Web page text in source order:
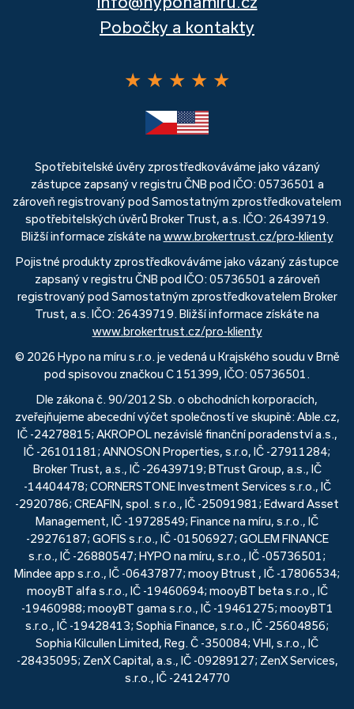
Pobočky a kontakty
★ ★ ★ ★ ★
Spotřebitelské úvěry zprostředkováváme jako vázaný
zástupce zapsaný v registru ČNB pod IČO: 05736501 a
zároveň registrovaný pod Samostatným zprostředkovatelem
spotřebitelských úvěrů Broker Trust, a.s. IČO: 26439719.
Bližší informace získáte na www.brokertrust.cz/pro-klienty
Pojistné produkty zprostředkováváme jako vázaný zástupce
zapsaný v registru ČNB pod IČO: 05736501 a zároveň
registrovaný pod Samostatným zprostředkovatelem Broker
Trust, a.s. IČO: 26439719. Bližší informace získáte na
www.brokertrust.cz/pro-klienty
© 2026 Hypo na míru s.r.o. je vedená u Krajského soudu v Brně
pod spisovou značkou C 151399, IČO: 05736501.
Dle zákona č. 90/2012 Sb. o obchodních korporacích,
zveřejňujeme abecední výčet společností ve skupině: Able.cz,
IČ -24278815; AKROPOL nezávislé finanční poradenství a.s.,
IČ -26101181; ANNOSON Properties, s.r.o, IČ -27911284;
Broker Trust, a.s., IČ -26439719; BTrust Group, a.s., IČ
-14404478; CORNERSTONE Investment Services s.r.o., IČ
-2920786; CREAFIN, spol. s r.o., IČ -25091981; Edward Asset
Management, IČ -19728549; Finance na míru, s.r.o., IČ
-29276187; GOFIS s.r.o., IČ -01506927; GOLEM FINANCE
s.r.o., IČ -26880547; HYPO na míru, s.r.o., IČ -05736501;
Mindee app s.r.o., IČ -06437877; mooy Btrust , IČ -17806534;
mooyBT alfa s.r.o., IČ -19460694; mooyBT beta s.r.o., IČ
-19460988; mooyBT gama s.r.o., IČ -19461275; mooyBT1
s.r.o., IČ -19428413; Sophia Finance, s.r.o., IČ -25604856;
Sophia Kilcullen Limited, Reg. Č -350084; VHI, s.r.o., IČ
-28435095; ZenX Capital, a.s., IČ -09289127; ZenX Services,
s.r.o., IČ -24124770